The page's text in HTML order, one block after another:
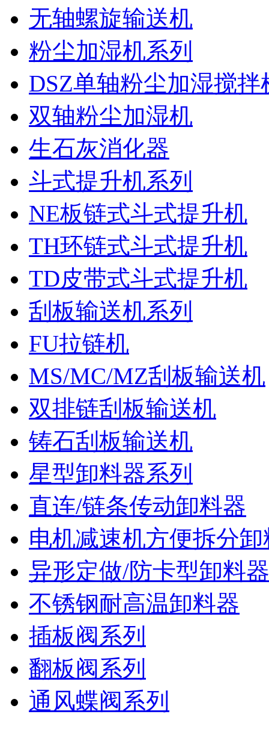
无轴螺旋输送机
粉尘加湿机系列
DSZ单轴粉尘加湿搅拌
双轴粉尘加湿机
生石灰消化器
斗式提升机系列
NE板链式斗式提升机
TH环链式斗式提升机
TD皮带式斗式提升机
刮板输送机系列
FU拉链机
MS/MC/MZ刮板输送机
双排链刮板输送机
铸石刮板输送机
星型卸料器系列
直连/链条传动卸料器
电机减速机方便拆分卸
异形定做/防卡型卸料器
不锈钢耐高温卸料器
插板阀系列
翻板阀系列
通风蝶阀系列